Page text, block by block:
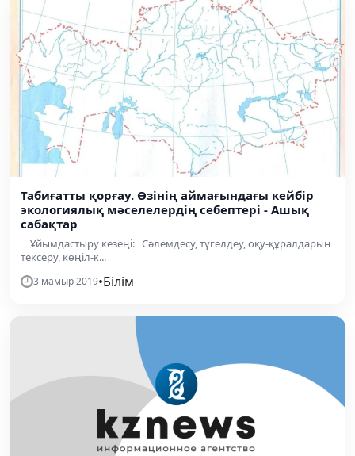
Табиғатты қорғау. Өзінің аймағындағы кейбір
экологиялық мәселелердің себептері - Ашық
сабақтар
Ұйымдастыру кезеңі: Сәлемдесу, түгелдеу, оқу-құралдарын
тексеру, көңіл-к...
3 мамыр 2019•Білім